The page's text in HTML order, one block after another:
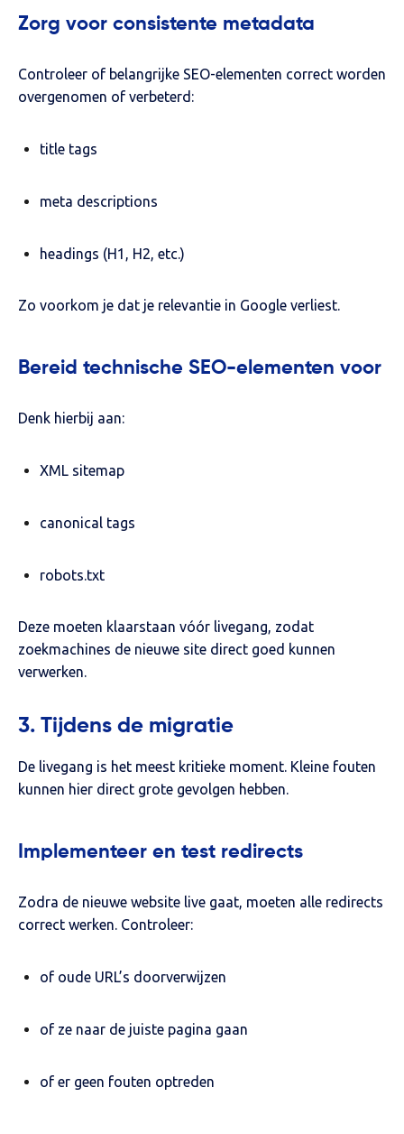
Zorg voor consistente metadata
Controleer of belangrijke SEO-elementen correct worden
overgenomen of verbeterd:
title tags
meta descriptions
headings (H1, H2, etc.)
Zo voorkom je dat je relevantie in Google verliest.
Bereid technische SEO-elementen voor
Denk hierbij aan:
XML sitemap
canonical tags
robots.txt
Deze moeten klaarstaan vóór livegang, zodat
zoekmachines de nieuwe site direct goed kunnen
verwerken.
3. Tijdens de migratie
De livegang is het meest kritieke moment. Kleine fouten
kunnen hier direct grote gevolgen hebben.
Implementeer en test redirects
Zodra de nieuwe website live gaat, moeten alle redirects
correct werken. Controleer:
of oude URL’s doorverwijzen
of ze naar de juiste pagina gaan
of er geen fouten optreden